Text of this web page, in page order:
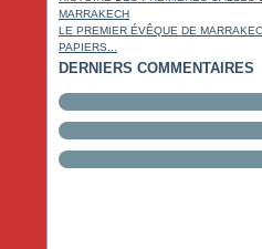
MARRAKECH
LE PREMIER ÉVÊQUE DE
PAPIERS...
DERNIERS COMMENTAIRES